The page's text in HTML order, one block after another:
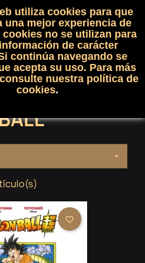
shopping_cart(0)


favorite_border
utiliza cookies para que
una mejor experiencia de
cookies no se utilizan para
de carácter
continúa navegando se
acepta su uso. Para más
nuestra política de
cookies.